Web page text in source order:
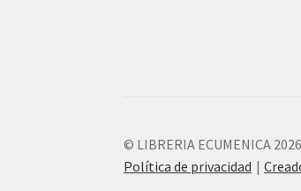
© LIBRERIA ECUMENICA 2026
Política de privacidad